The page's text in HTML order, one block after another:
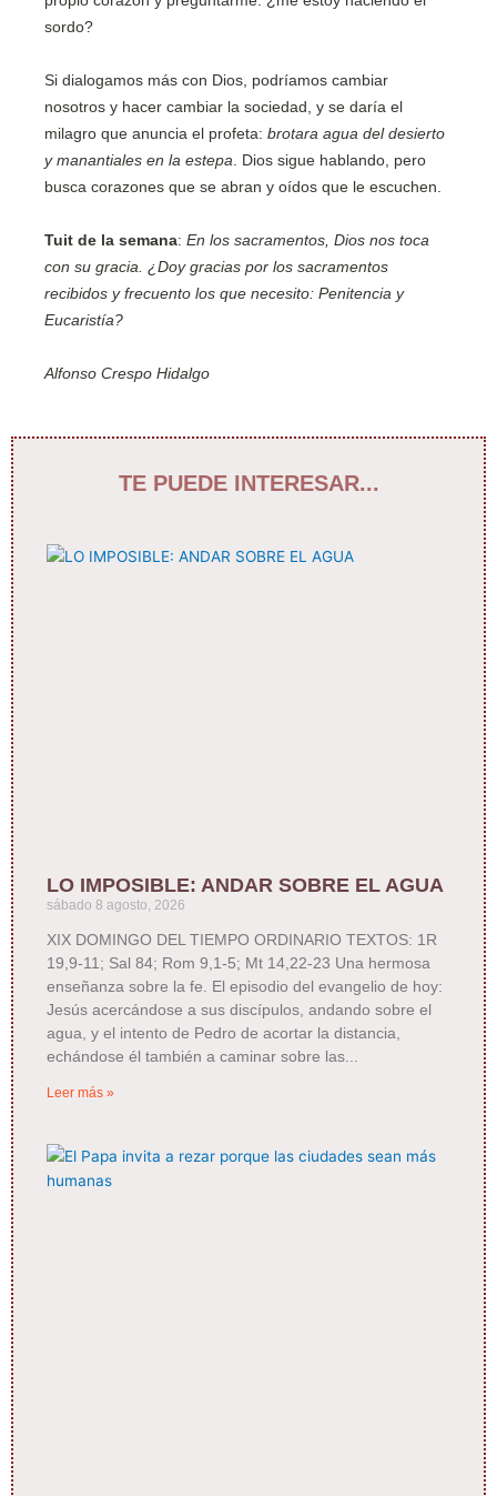
sordo?
Si dialogamos más con Dios, podríamos cambiar
nosotros y hacer cambiar la sociedad, y se daría el
milagro que anuncia el profeta: brotara agua del desierto
y manantiales en la estepa . Dios sigue hablando, pero
busca corazones que se abran y oídos que le escuchen.
Tuit de la semana: En los sacramentos, Dios nos toca
con su gracia. ¿Doy gracias por los sacramentos
recibidos y frecuento los que necesito: Penitencia y
Eucaristía?
Alfonso Crespo Hidalgo
TE PUEDE INTERESAR...
LO IMPOSIBLE: ANDAR SOBRE EL AGUA
sábado 8 agosto, 2026
XIX DOMINGO DEL TIEMPO ORDINARIO TEXTOS: 1R
19,9-11; Sal 84; Rom 9,1-5; Mt 14,22-23 Una hermosa
enseñanza sobre la fe. El episodio del evangelio de hoy:
Jesús acercándose a sus discípulos, andando sobre el
agua, y el intento de Pedro de acortar la distancia,
echándose él también a caminar sobre las
Leer más »